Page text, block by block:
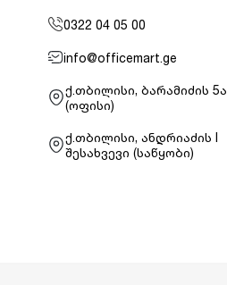
0322 04 05 00
info@officemart.ge
ქ.თბილისი, ბარამიძის 5ა
(ოფისი)
ქ.თბილისი, ანდრიაძის I
შესახვევი (საწყობი)